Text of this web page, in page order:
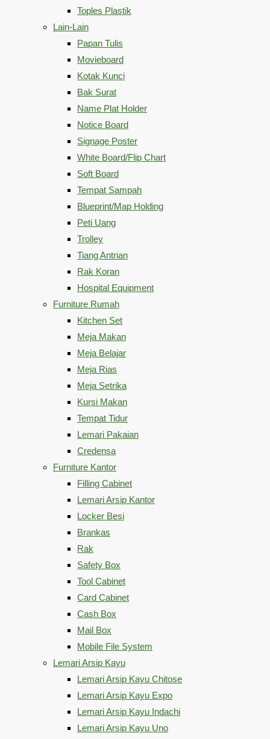
Toples Plastik
Lain-Lain
Papan Tulis
Movieboard
Kotak Kunci
Bak Surat
Name Plat Holder
Notice Board
Signage Poster
White Board/Flip Chart
Soft Board
Tempat Sampah
Blueprint/Map Holding
Peti Uang
Trolley
Tiang Antrian
Rak Koran
Hospital Equipment
Furniture Rumah
Kitchen Set
Meja Makan
Meja Belajar
Meja Rias
Meja Setrika
Kursi Makan
Tempat Tidur
Lemari Pakaian
Credensa
Furniture Kantor
Filling Cabinet
Lemari Arsip Kantor
Locker Besi
Brankas
Rak
Safety Box
Tool Cabinet
Card Cabinet
Cash Box
Mail Box
Mobile File System
Lemari Arsip Kayu
Lemari Arsip Kayu Chitose
Lemari Arsip Kayu Expo
Lemari Arsip Kayu Indachi
Lemari Arsip Kayu Uno